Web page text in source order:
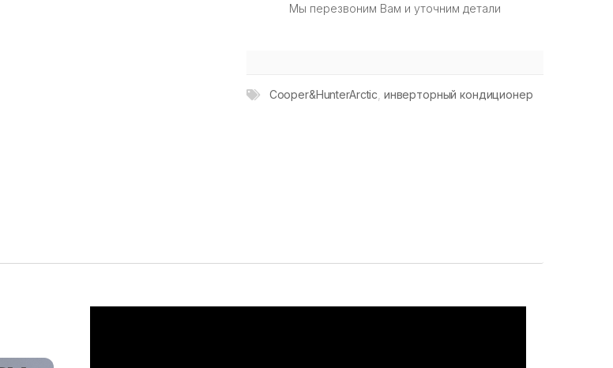
Мы перезвоним Вам и уточним детали
Cooper&HunterArctic инверторный кондиционер